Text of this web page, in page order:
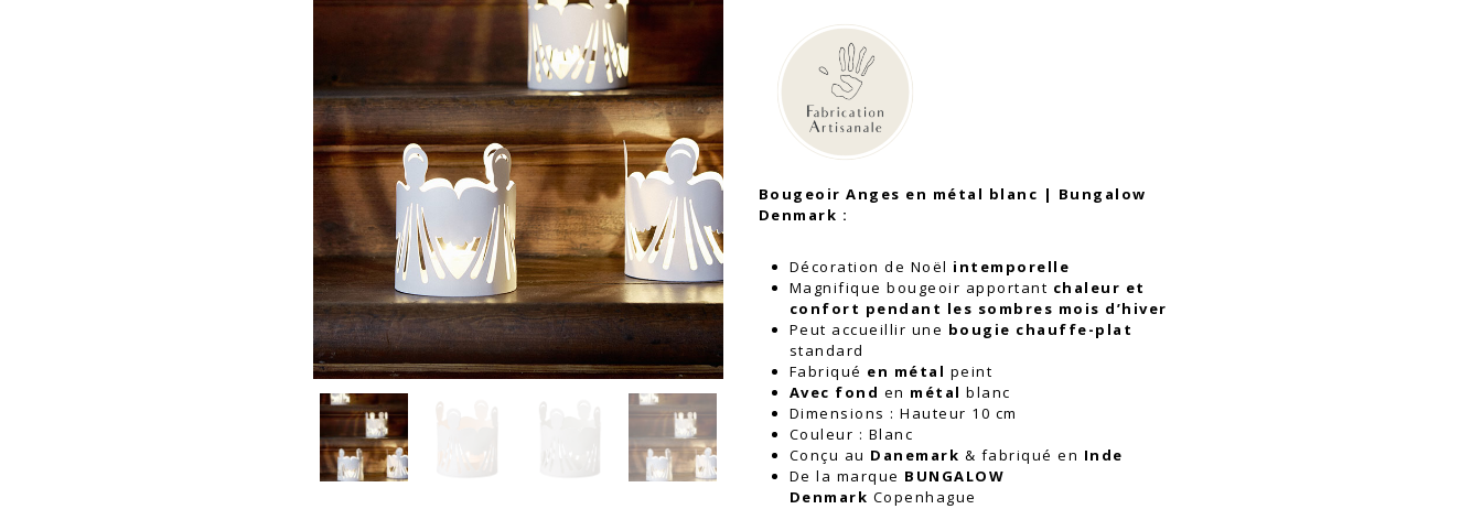
métal
blanc
Bungalow
Denmark
Bougeoir Anges en métal blanc | Bungalow
Denmark :
Décoration de Noël intemporelle
Magnifique bougeoir apportant chaleur et
confort pendant les sombres mois d’hiver
Peut accueillir une bougie chauffe-plat
standard
Fabriqué en métal peint
Avec fond en métal blanc
Dimensions : Hauteur 10 cm
Couleur : Blanc
Conçu au Danemark & fabriqué en Inde
De la marque BUNGALOW
Denmark Copenhague